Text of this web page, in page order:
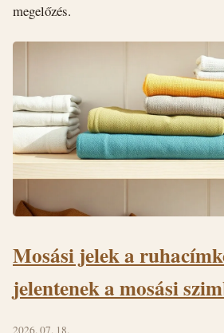
megelőzés.
Mosási jelek a
jelentenek a mosási
2026. 07. 18.